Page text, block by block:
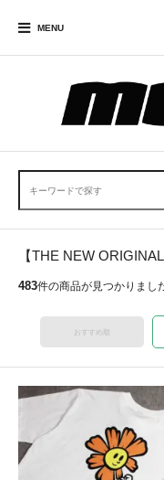
MENU
【THE NEW
483件の商品が見つかりまし
おすすめ順